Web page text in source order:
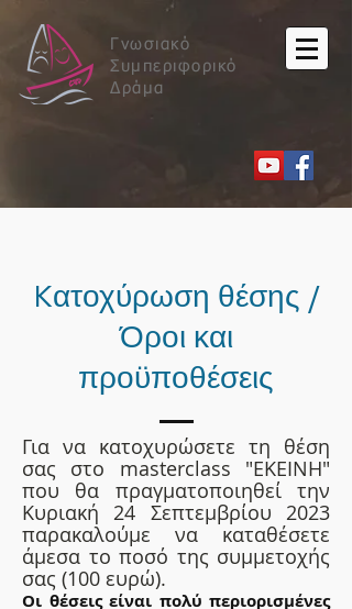
Γνωσιακό
Συμπεριφορικό
Δράμα
Kατοχύρωση θέσης /
Όροι και
προϋποθέσεις
Για να κατοχυρώσετε τη θέση
σας στο masterclass "ΕΚΕΙΝΗ"
που θα πραγματοποιηθεί την
Κυριακή 24 Σεπτεμβρίου 2023
παρακαλούμε να καταθέσετε
άμεσα το ποσό της συμμετοχής
σας (100 ευρώ).
Οι θέσεις είναι πολύ περιορισμένες